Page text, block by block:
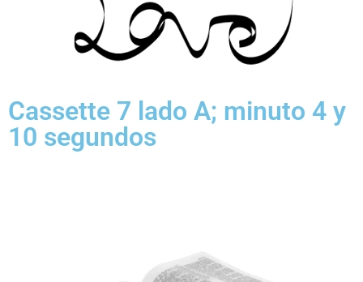
Cassette 7 lado A; minuto 4 y
10 segundos